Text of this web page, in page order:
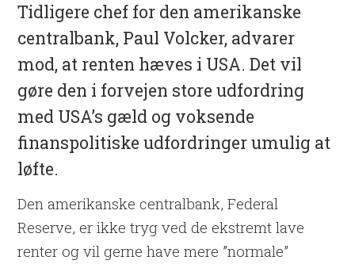
Tidligere chef for den amerikanske
centralbank, Paul Volcker, advarer
mod, at renten hæves i USA. Det vil
gøre den i forvejen store udfordring
med USA’s gæld og voksende
finanspolitiske udfordringer umulig at
løfte.
Den amerikanske centralbank, Federal
Reserve, er ikke tryg ved de ekstremt lave
renter og vil gerne have mere ”normale”